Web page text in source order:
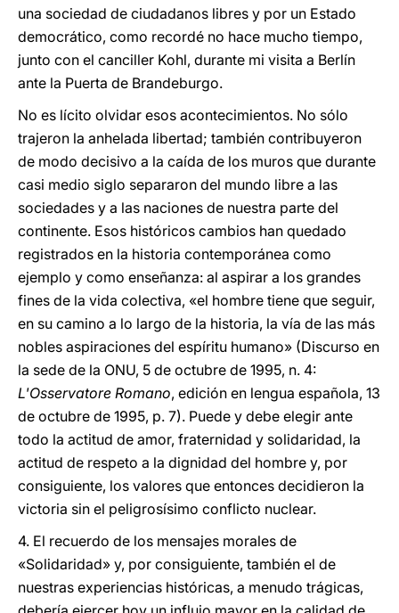
una sociedad de ciudadanos libres y por un Estado
democrático, como recordé no hace mucho tiempo,
junto con el canciller Kohl, durante mi visita a Berlín
ante la Puerta de Brandeburgo.
No es lícito olvidar esos acontecimientos. No sólo
trajeron la anhelada libertad; también contribuyeron
de modo decisivo a la caída de los muros que durante
casi medio siglo separaron del mundo libre a las
sociedades y a las naciones de nuestra parte del
continente. Esos históricos cambios han quedado
registrados en la historia contemporánea como
ejemplo y como enseñanza: al aspirar a los grandes
fines de la vida colectiva, «el hombre tiene que seguir,
en su camino a lo largo de la historia, la vía de las más
nobles aspiraciones del espíritu humano» (Discurso en
la sede de la ONU, 5 de octubre de 1995, n. 4:
L'Osservatore Romano, edición en lengua española, 13
de octubre de 1995, p. 7). Puede y debe elegir ante
todo la actitud de amor, fraternidad y solidaridad, la
actitud de respeto a la dignidad del hombre y, por
consiguiente, los valores que entonces decidieron la
victoria sin el peligrosísimo conflicto nuclear.
4. El recuerdo de los mensajes morales de
«Solidaridad» y, por consiguiente, también el de
nuestras experiencias históricas, a menudo trágicas,